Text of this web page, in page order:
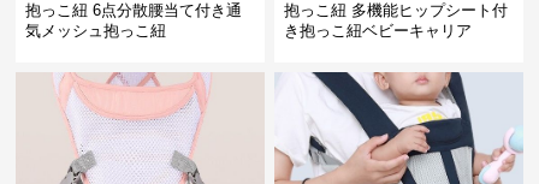
抱っこ紐 6点分散腰当て付き通
気メッシュ抱っこ紐
抱っこ紐 多機能ヒップシート付
き抱っこ紐ベビーキャリア